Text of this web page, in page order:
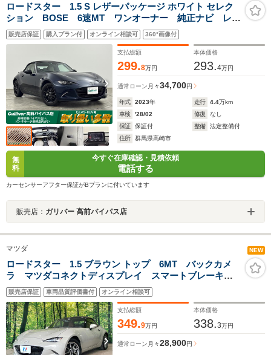
ロードスター 1.5 S レザーパッケージ ホワイト セレク
ション BOSE 6速MT ワンオーナー 純正ナビ レザ
ーシート シートヒーター クルーズコントロール 衝
突軽減 レーンキープアシスト BSM コーナーセンサ
ー 純正16インチアルミホイール ETC 禁煙車
販売店保証 購入プラン付 オンライン相談可 360°画像付
支払総額
299.8万円
本体価格
293.4万円
通常ローン 月々34,700円
年式 2023年 走行 4.4万km
車検
'28/02 修復
なし
保証
保証付 整備
法定整備付
住所
群馬県高崎市
無
料
今すぐ在庫確認・見積依頼
電話する
カーセンサーアフター保証がBプランに付いています
販売店： ガリバー 高前バイパス店
マツダ NEW
ロードスター 1.5 ブラウン トップ 6MT バックカメ
ラ マツダコネクトディスプレイ スマートブレーキサ
ポート 禁煙車 ブラウン革シート シートヒーター
バックソナー LEDヘッド スマートキー ETC ドラ
レコ クルコン 車線逸脱警報
販売店保証 車両品質評価書付 オンライン相談可
支払総額
349.9万円
本体価格
338.3万円
通常ローン 月々28,900円